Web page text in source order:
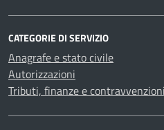
CATEGORIE DI SERVIZIO
Anagrafe e stato civile
Autorizzazioni
Tributi, finanze e contravvenzioni